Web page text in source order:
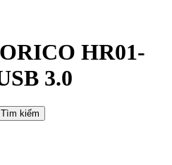
HR01-
3.0
Tìm kiếm